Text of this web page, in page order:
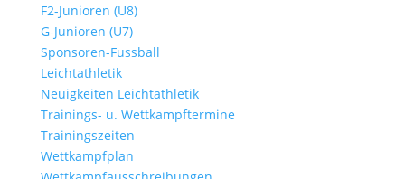
F2-Junioren (U8)
G-Junioren (U7)
Sponsoren-Fussball
Leichtathletik
Neuigkeiten Leichtathletik
Trainings- u. Wettkampftermine
Trainingszeiten
Wettkampfplan